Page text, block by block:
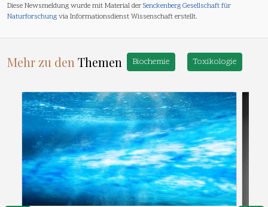
Diese Newsmeldung wurde mit Material derSenckenberg Gesellschaft für
Naturforschungvia Informationsdienst Wissenschaft erstellt.
Mehr zu denThemen Biochemie Toxikologie